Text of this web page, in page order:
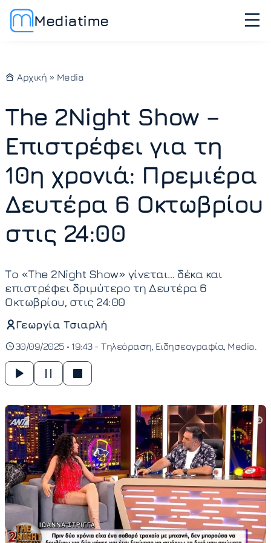
Mediatime
Αρχική » Media
The 2Night Show –
Επιστρέφει για τη
10η χρονιά: Πρεμιέρα
Δευτέρα 6 Οκτωβρίου
στις 24:00
Το «The 2Night Show» γίνεται… δέκα και
επιστρέφει δριμύτερο τη Δευτέρα 6
Οκτωβρίου, στις 24:00
Γεωργία Τσιαρλή
30/09/2025 • 19:43 - Τηλεόραση Ειδησεογραφία Media